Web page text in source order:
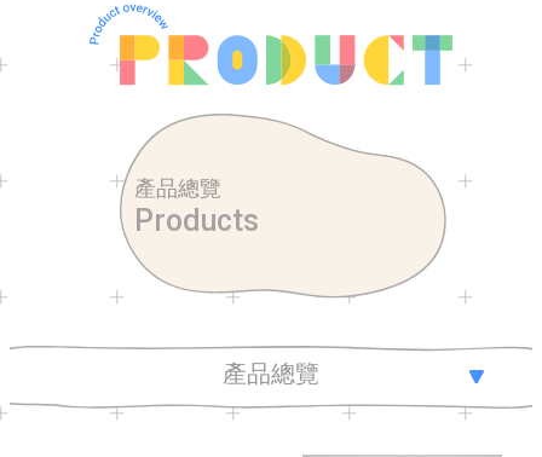
產品總覽
Products
產品總覽